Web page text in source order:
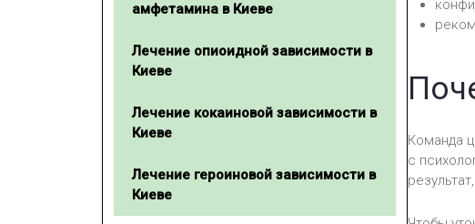
амфетамина в Киеве
Лечение опиоидной зависимости в
Киеве
Лечение кокаиновой зависимости в
Киеве
Лечение героиновой зависимости в
Киеве
Команда
с